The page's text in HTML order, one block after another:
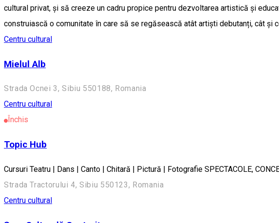
cultural privat, și să creeze un cadru propice pentru dezvoltarea artistică și
construiască o comunitate în care să se regăsească atât artiști debutanți, cât
Centru cultural
Mielul Alb
Strada Ocnei 3, Sibiu 550188, Romania
Centru cultural
Închis
Topic Hub
Cursuri Teatru | Dans | Canto | Chitară | Pictură | Fotografie SPECTACOLE,
Strada Tractorului 4, Sibiu 550123, Romania
Centru cultural